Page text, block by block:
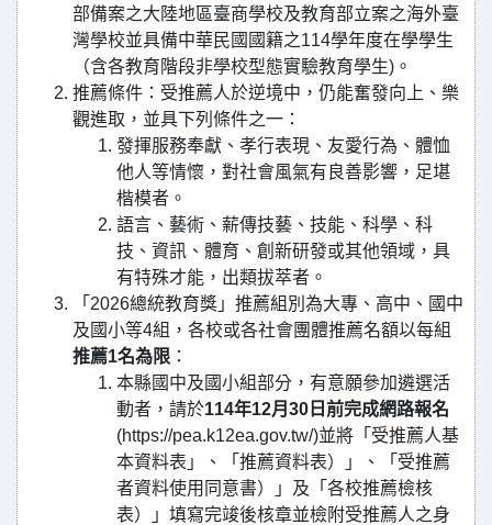
部備案之大陸地區臺商學校及教育部立案之海外臺
灣學校並具備中華民國國籍之114學年度在學學生
（含各教育階段非學校型態實驗教育學生)。
推薦條件：受推薦人於逆境中，仍能奮發向上、樂
觀進取，並具下列條件之一：
發揮服務奉獻、孝行表現、友愛行為、體恤
他人等情懷，對社會風氣有良善影響，足堪
楷模者。
語言、藝術、薪傳技藝、技能、科學、科
技、資訊、體育、創新研發或其他領域，具
有特殊才能，出類拔萃者。
「2026總統教育獎」推薦組別為大專、高中、國中
及國小等4組，各校或各社會團體推薦名額以每組
推薦1名為限 ：
本縣國中及國小組部分，有意願參加遴選活
動者，請於114年12月30日前完成網路報名
(https://pea.k12ea.gov.tw/)並將「受推薦人基
本資料表」、「推薦資料表）」、「受推薦
者資料使用同意書）」及「各校推薦檢核
表）」填寫完竣後核章並檢附受推薦人之身